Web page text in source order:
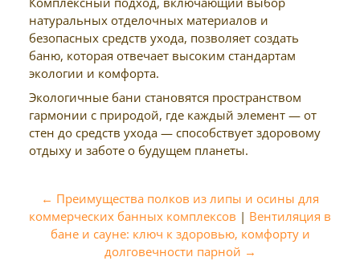
натуральных отделочных материалов и
безопасных средств ухода, позволяет создать
баню, которая отвечает высоким стандартам
экологии и комфорта.
Экологичные бани становятся пространством
гармонии с природой, где каждый элемент — от
стен до средств ухода — способствует здоровому
отдыху и заботе о будущем планеты.
← Преимущества полков из липы и осины для
коммерческих банных комплексов | Вентиляция в
бане и сауне: ключ к здоровью, комфорту и
долговечности парной →